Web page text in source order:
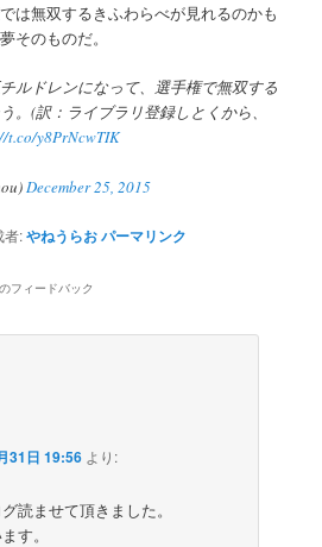
は無双するきふわらべが見れるのかも
そのものだ。
ルドレンになって、選手権で無双する
。(訳：ライブラリ登録しとくから、
t.co/y8PrNcwTIK
December 25, 2015
者:やねうらおパーマリンク
フィードバック
31日 19:56 より:
読ませて頂きました。
す。